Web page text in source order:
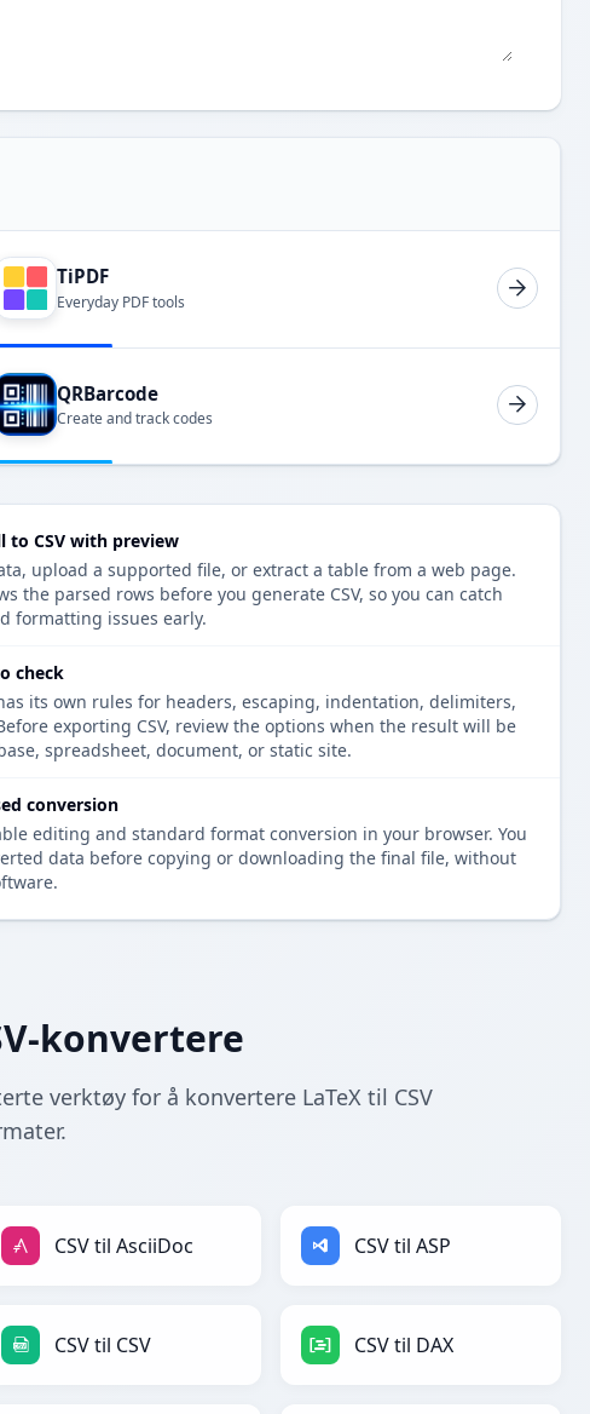
TiPDF
Everyday PDF tools
QRBarcode
Create and track codes
to CSV with preview
upload a supported file, or extract a table from a web page.
the parsed rows before you generate CSV, so you can catch
formatting issues early.
check
its own rules for headers, escaping, indentation, delimiters,
exporting CSV, review the options when the result will be
spreadsheet, document, or static site.
conversion
editing and standard format conversion in your browser. You
data before copying or downloading the final file, without
konvertere
verktøy for å konvertere LaTeX til CSV
CSV til AsciiDoc CSV til ASP
CSV til CSV CSV til DAX